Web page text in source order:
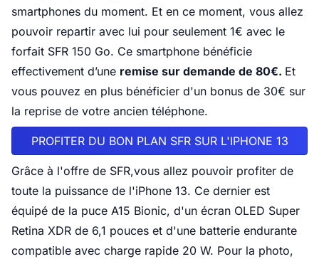
smartphones du moment. Et en ce moment, vous allez
pouvoir repartir avec lui pour seulement 1€ avec le
forfait SFR 150 Go. Ce smartphone bénéficie
effectivement d’une remise sur demande de 80€. Et
vous pouvez en plus bénéficier d'un bonus de 30€ sur
la reprise de votre ancien téléphone.
PROFITER DU BON PLAN SFR SUR L'IPHONE 13
Grâce à l'offre de SFR,vous allez pouvoir profiter de
toute la puissance de l'iPhone 13. Ce dernier est
équipé de la puce A15 Bionic, d'un écran OLED Super
Retina XDR de 6,1 pouces et d'une batterie endurante
compatible avec charge rapide 20 W. Pour la photo,